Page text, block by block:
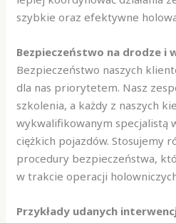
szybkie oraz efektywne
Bezpieczeństwo na drodze i
Bezpieczeństwo naszych
dla nas priorytetem. Nasz
szkolenia, a każdy z naszych
wykwalifikowanym specjalistą
ciężkich pojazdów. Stosujemy
procedury bezpieczeństwa,
w trakcie operacji
Przykłady udanych